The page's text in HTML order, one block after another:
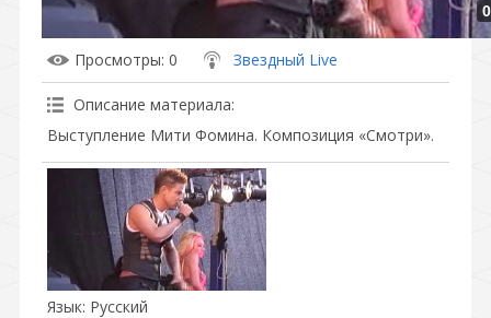
Просмотры: 0 Звездный Live
Описание материала:
Выступление Мити Фомина. Композиция «Смотри».
Язык: Русский